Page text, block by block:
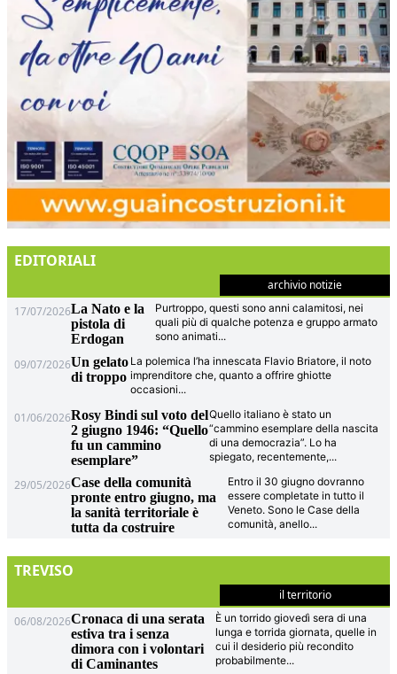
EDITORIALI
archivio notizie
17/07/2026La Nato e la
pistola di
Erdogan
Purtroppo, questi sono anni calamitosi, nei
quali più di qualche potenza e gruppo armato
sono animati...
09/07/2026Un gelato
di troppo
La polemica l’ha innescata Flavio Briatore, il noto
imprenditore che, quanto a offrire ghiotte
occasioni...
01/06/2026Rosy Bindi sul voto del
2 giugno 1946: “Quello
fu un cammino
esemplare”
Quello italiano è stato un
“cammino esemplare della nascita
di una democrazia”. Lo ha
spiegato, recentemente,...
29/05/2026Case della comunità
pronte entro giugno, ma
la sanità territoriale è
tutta da costruire
Entro il 30 giugno dovranno
essere completate in tutto il
Veneto. Sono le Case della
comunità, anello...
TREVISO
il territorio
06/08/2026Cronaca di una serata
estiva tra i senza
dimora con i volontari
di Caminantes
È un torrido giovedì sera di una
lunga e torrida giornata, quelle in
cui il desiderio più recondito
probabilmente...